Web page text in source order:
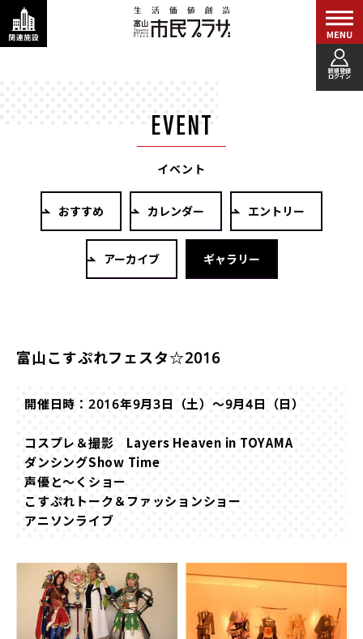
新規登録
ログイン
イベント
おすすめ カレンダー エントリー
アーカイブ ギャラリー
富山こすぷれフェスタ☆2016
開催日時：2016年9月3日（土）〜9月4日（日）
コスプレ＆撮影 Layers Heaven in TOYAMA
ダンシングShow Time
声優と〜くショー
こすぷれトーク＆ファッションショー
アニソンライブ